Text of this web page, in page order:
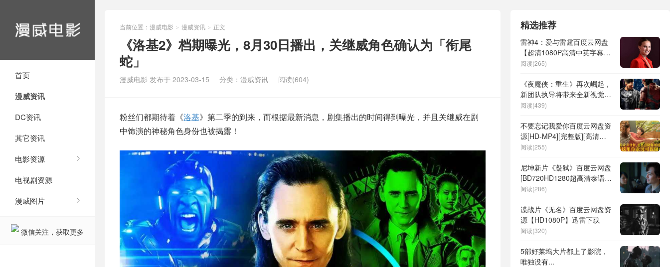
首页
漫威资讯
DC资讯
其它资讯
电影资源
电视剧资源
漫威图片
微信关注，获取更多
当前位置： 漫威电影 > 漫威资讯 > 正文
《洛基2》档期曝光，8月30日播出，关继威角色确认为「衔尾
蛇」
漫威电影 发布于 2023-03-15 分类： 漫威资讯 阅读(604)
粉丝们都期待着《洛基》第二季的到来，而根据最新消息，剧集播出的时间得到曝光，并且关继威在剧
中饰演的神秘角色身份也被揭露！
精选推荐
雷神4：爱与雷霆百度云网盘
【超清1080P高清中英字幕在
线资源】
阅读(265)
《夜魔侠：重生》再次崛起，
新团队执导将带来全新视觉震
撼
阅读(439)
不要忘记我爱你百度云网盘资
源[HD-MP4][完整版][高清免
费]
阅读(255)
尼坤新片《凝弑》百度云网盘
[BD720HD1280超高清泰语中
字]蓝光资源
阅读(286)
谍战片《无名》百度云网盘资
源【HD1080P】迅雷下载
阅读(320)
5部好莱坞大片都上了影院，
唯独没有...